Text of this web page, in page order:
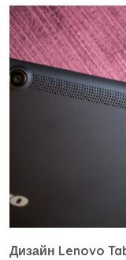
Дизайн Lenovo